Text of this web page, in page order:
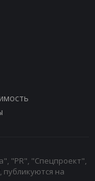
"PR", "Спецпроект",
на